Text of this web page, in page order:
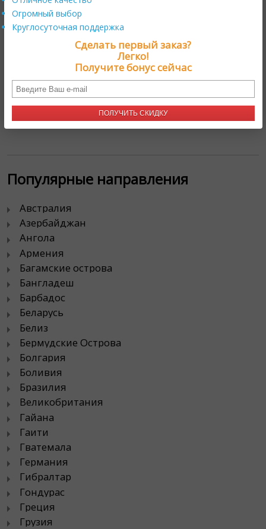
Продавайте с нами
111024, г. Москва,
проезд Энтузиастов, д. 19А
тел. 8 800 333 4924
Популярные направления
Австралия
Азербайджан
Ангола
Армения
Багамские острова
Бангладеш
Барбадос
Беларусь
Белиз
Бермудские Острова
Болгария
Боливия
Бразилия
Великобритания
Гайана
Гаити
Гватемала
Германия
Гибралтар
Гондурас
Греция
Грузия
Огромный выбор
Круглосуточная поддержка
Сделать первый заказ?
Легко!
Получите бонус сейчас
ПОЛУЧИТЬ СКИДКУ